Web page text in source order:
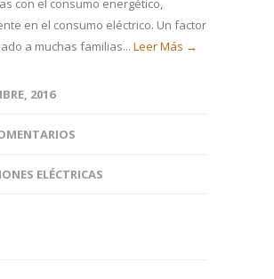
con el consumo energético,
en el consumo eléctrico. Un factor
a muchas familias... Leer Más →
2016
ELÉCTRICAS